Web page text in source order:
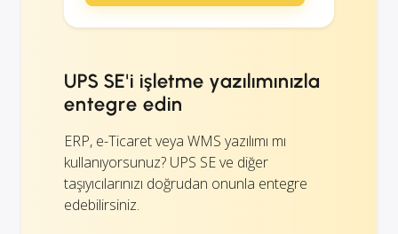
UPS SE'i işletme yazılımınızla
entegre edin
ERP, e-Ticaret veya WMS yazılımı mı
kullanıyorsunuz? UPS SE ve diğer
taşıyıcılarınızı doğrudan onunla entegre
edebilirsiniz.